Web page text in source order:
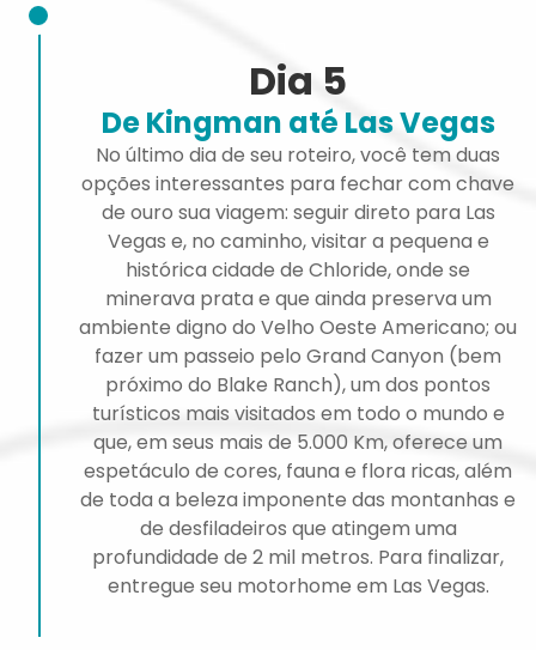
Dia 5
De Kingman até Las Vegas
No último dia de seu roteiro, você tem duas
opções interessantes para fechar com chave
de ouro sua viagem: seguir direto para Las
Vegas e, no caminho, visitar a pequena e
histórica cidade de Chloride, onde se
minerava prata e que ainda preserva um
ambiente digno do Velho Oeste Americano; ou
fazer um passeio pelo Grand Canyon (bem
próximo do Blake Ranch), um dos pontos
turísticos mais visitados em todo o mundo e
que, em seus mais de 5.000 Km, oferece um
espetáculo de cores, fauna e flora ricas, além
de toda a beleza imponente das montanhas e
de desfiladeiros que atingem uma
profundidade de 2 mil metros. Para finalizar,
entregue seu motorhome em Las Vegas.